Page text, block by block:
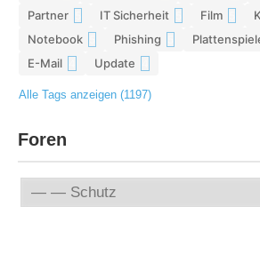
Partner IT Sicherheit Film
Notebook Phishing
E-Mail Update
Alle Tags anzeigen (1197)
Foren